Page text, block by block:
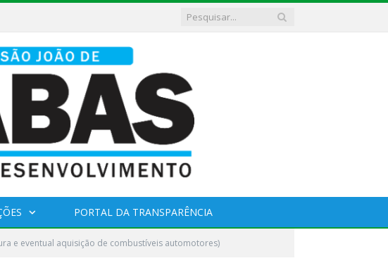
PORTAL DA TRANSPARÊNCIA
e eventual aquisição de combustíveis automotores)